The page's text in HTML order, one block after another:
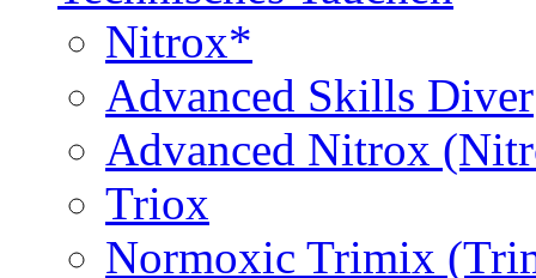
Nitrox*
Advanced Skills Diver
Advanced Nitrox
Triox
Normoxic Trimix